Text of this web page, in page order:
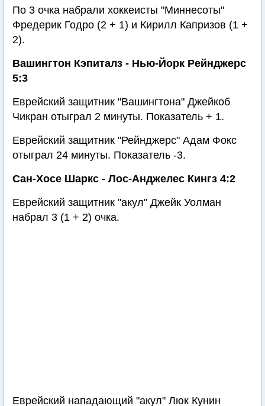
По 3 очка набрали хоккеисты "Миннесоты"
Фредерик Годро (2 + 1) и Кирилл Капризов (1 +
2).
Вашингтон Кэпиталз - Нью-Йорк Рейнджерс
5:3
Еврейский защитник "Вашингтона" Джейкоб
Чикран отыграл 2 минуты. Показатель + 1.
Еврейский защитник "Рейнджерс" Адам Фокс
отыграл 24 минуты. Показатель -3.
Сан-Хосе Шаркс - Лос-Анджелес Кингз 4:2
Еврейский защитник "акул" Джейк Уолман
набрал 3 (1 + 2) очка.
Еврейский нападающий "акул" Люк Кунин